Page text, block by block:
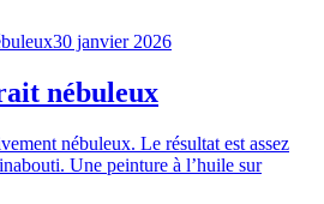
30 janvier 2026
nébuleux
nébuleux. Le résultat est assez
Une peinture à l’huile sur